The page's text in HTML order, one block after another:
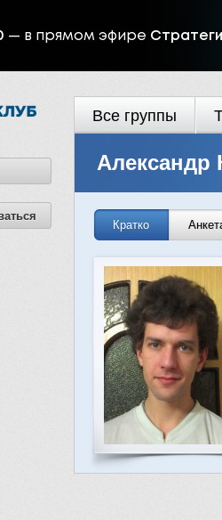
— в прямом эфире
Все группы
Александр
Кратко